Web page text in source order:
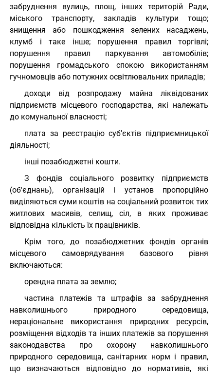
забруднення вулиць, площ, інших територій Ради,
міського транспорту, закладів культури тощо;
знищення або пошкодження зелених насаджень,
клумб і таке інше; порушення правил торгівлі;
порушення правил паркування автомобілів;
порушення громадського спокою використанням
гучномовців або потужних освітлювальних приладів;
доходи від розпродажу майна ліквідованих
підприємств місцевого господарства, які належать
до комунальної власності;
плата за реєстрацію суб'єктів підприємницької
діяльності;
інші позабюджетні кошти.
З фондів соціального розвитку підприємств
(об'єднань), організацій і установ пропорційно
виділяються суми коштів на соціальний розвиток тих
житлових масивів, селищ, сіл, в яких проживає
відповідна кількість їх працівників.
Крім того, до позабюджетних фондів органів
місцевого самоврядування базового рівня
включаються:
орендна плата за землю;
частина платежів та штрафів за забруднення
навколишнього природного середовища,
нераціональне використання природних ресурсів,
розміщення відходів та інших платежів за порушення
законодавства про охорону навколишнього
природного середовища, санітарних норм і правил,
що визначаються відповідно до нормативів, які